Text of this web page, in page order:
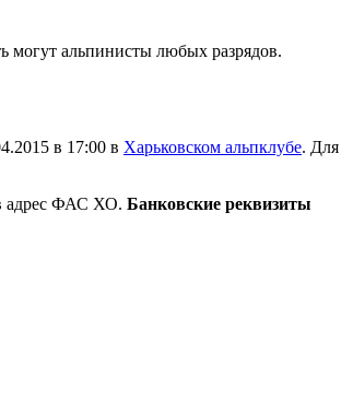
могут альпинисты любых разрядов.
в 17:00 в Харьковском альпклубе. Для
адрес ФАС ХО. Банковские реквизиты